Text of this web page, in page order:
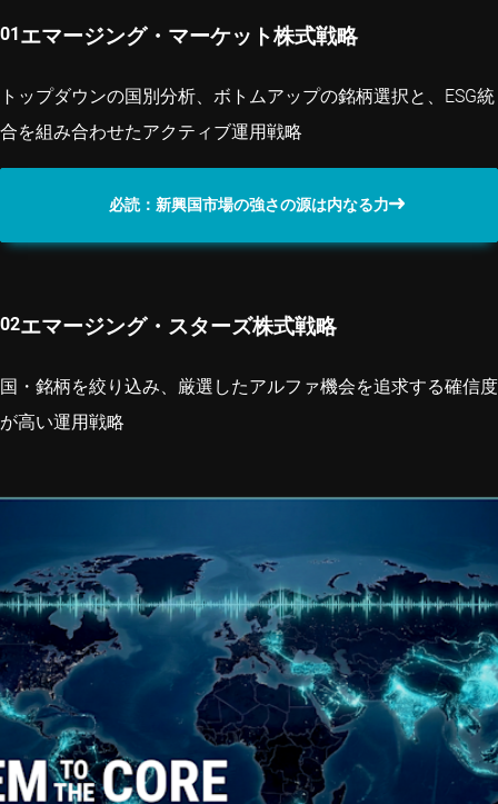
エマージング・マーケット株式戦略
トップダウンの国別分析、ボトムアップの銘柄選択と、ESG統
合を組み合わせたアクティブ運用戦略
必読：新興国市場の強さの源は内なる力
エマージング・スターズ株式戦略
国・銘柄を絞り込み、厳選したアルファ機会を追求する確信度
が高い運用戦略